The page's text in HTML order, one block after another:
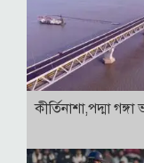
কীর্তিনাশা,পদ্মা